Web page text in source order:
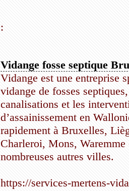
:
Vidange fosse septique
Vidange est une entreprise
vidange de fosses
canalisations et les
d’assainissement en
rapidement à Bruxelles,
Charleroi, Mons, Waremme
nombreuses autres villes.
https://services-mertens-